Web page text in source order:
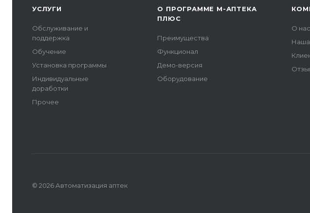
УСЛУГИ
Обслуживание и
поддержка
Обучение
Установка программы
Индивидуальные
доработки
Прочее
О ПРОГРАММЕ М-АПТЕКА
ПЛЮС
Преимущества
Функционал
Демо-версия
Оборудование
О нас
Наша
© 2026 Автоматизация аптек